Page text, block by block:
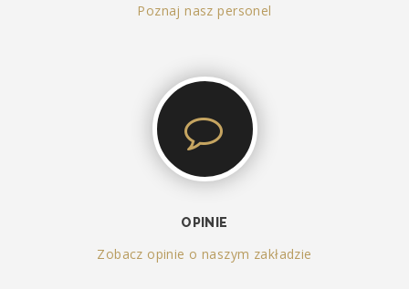
Poznaj nasz personel
OPINIE
Zobacz opinie o naszym zakładzie